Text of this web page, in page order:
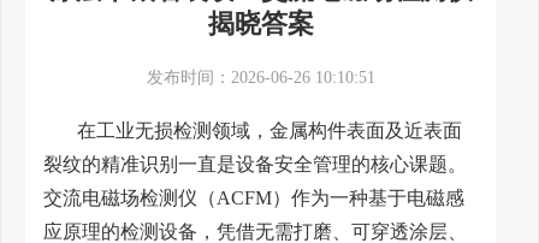
揭晓答案
发布时间：2026-06-26 10:10:51
在工业无损检测领域，金属构件表面及近表面
裂纹的精准识别一直是设备安全管理的核心课题。
交流电磁场检测仪（ACFM）作为一种基于电磁感
应原理的检测设备，凭借无需打磨、可穿透涂层、